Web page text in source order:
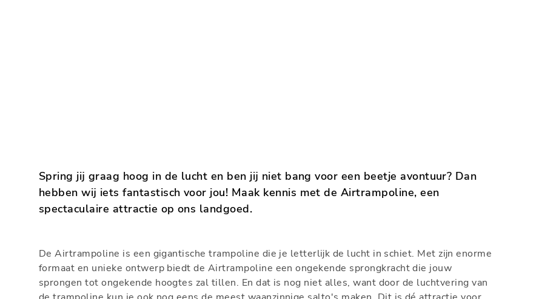
Spring jij graag hoog in de lucht en ben jij niet bang voor een beetje avontuur? Dan
hebben wij iets fantastisch voor jou! Maak kennis met de Airtrampoline, een
spectaculaire attractie op ons landgoed.
De Airtrampoline is een gigantische trampoline die je letterlijk de lucht in schiet. Met zijn enorme
formaat en unieke ontwerp biedt de Airtrampoline een ongekende sprongkracht die jouw
sprongen tot ongekende hoogtes zal tillen. En dat is nog niet alles, want door de luchtvering van